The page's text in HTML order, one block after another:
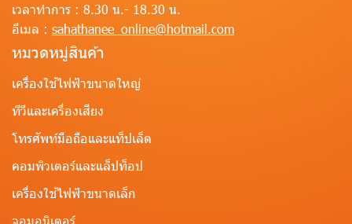
เวลาทำการ : 8.30 น.- 18.30 น.
อีเมล : sahathanee_online@hotmail.com
หมวดหมู่สินค้า
เครื่องใช้ไฟฟ้าขนาดใหญ่
ทีวีและเครื่องเสียง
โทรศัพท์มือถือและแท็ปเล็ต
คอมพิวเตอร์และแล็ปท็อป
เครื่องใช้ไฟฟ้าขนาดเล็ก
จอมอนิเตอร์